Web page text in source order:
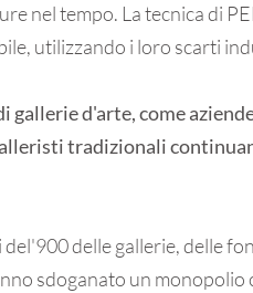
nel tempo. La tecnica di
utilizzando i loro scarti
d'arte, come
tradizionali
delle gallerie, delle
sdoganato un